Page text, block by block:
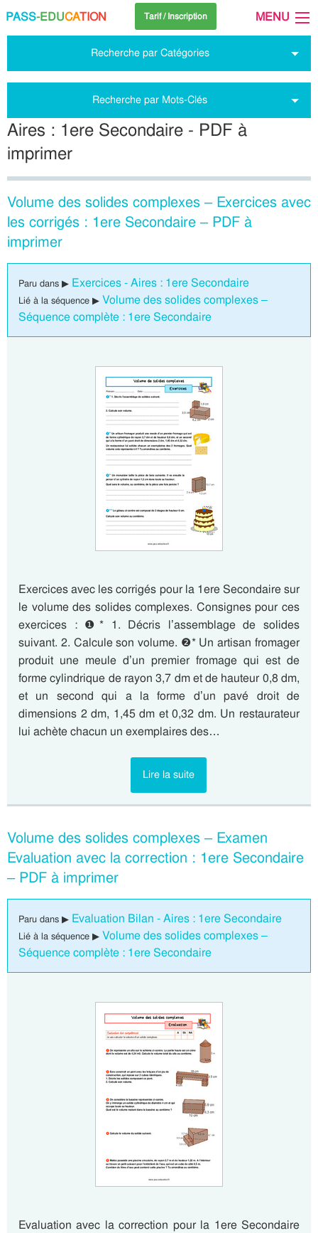
PASS-EDUCATION Tarif / Inscription MENU
Recherche par Catégories
Recherche par Mots-Clés
Aires : 1ere Secondaire - PDF à
imprimer
Volume des solides complexes – Exercices avec
les corrigés : 1ere Secondaire – PDF à
imprimer
Paru dans ▶ Exercices - Aires : 1ere Secondaire
Lié à la séquence ▶ Volume des solides complexes –
Séquence complète : 1ere Secondaire
Exercices avec les corrigés pour la 1ere Secondaire sur
le volume des solides complexes. Consignes pour ces
exercices : ❶* 1. Décris l’assemblage de solides
suivant. 2. Calcule son volume. ❷* Un artisan fromager
produit une meule d’un premier fromage qui est de
forme cylindrique de rayon 3,7 dm et de hauteur 0,8 dm,
et un second qui a la forme d’un pavé droit de
dimensions 2 dm, 1,45 dm et 0,32 dm. Un restaurateur
lui achète chacun un exemplaires des…
Lire la suite
Volume des solides complexes – Examen
Evaluation avec la correction : 1ere Secondaire
– PDF à imprimer
Paru dans ▶ Evaluation Bilan - Aires : 1ere Secondaire
Lié à la séquence ▶ Volume des solides complexes –
Séquence complète : 1ere Secondaire
Evaluation avec la correction pour la 1ere Secondaire